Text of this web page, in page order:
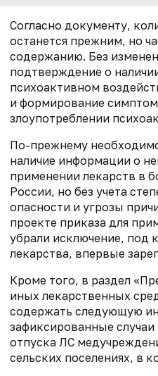
Согласно документу,
останется прежним, но
содержанию. Без
подтверждение о
психоактивном
и формирование
злоупотреблении
По-прежнему
наличие информации о
применении лекарств в
России, но без учета
опасности и угрозы
проекте приказа для
убрали исключение, под
лекарства, впервые
Кроме того, в раздел
иных лекарственных
содержать следующую
зафиксированные
отпуска ЛС
сельских поселениях, в